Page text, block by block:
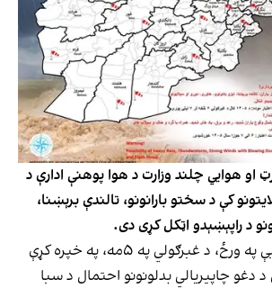
او هوايي چلند وزارت د هوا پوهنې ادارې د
کې د سختو بارانونو، تالندې برېښنا،
د راپېښېدو اټکل کړی دی.
دغه ادارې د سې‌شنبې په ورځ، د غبرګولي په ۵مه، په خپره کړې
دغو چاپیریالي بدلونونو احتمال د سبا